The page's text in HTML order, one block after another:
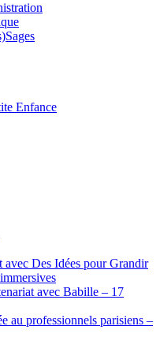
Enfance
avec Des Idées pour Grandir
avec Babille – 17
au professionnels parisiens –